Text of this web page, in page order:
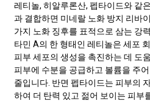
레티놀, 히알루론산, 펩타이드와 같
과 결합하면 미네랄 노화 방지 리바
가지 노화 징후를 표적으로 삼는 강
타민 A의 한 형태인 레티놀은 세포
피부 세포의 생성을 촉진하는 데 도
피부에 수분을 공급하고 볼륨을 주
줄입니다. 반면 펩타이드는 피부의
하여 더 탄력 있고 젊어 보이는 피부